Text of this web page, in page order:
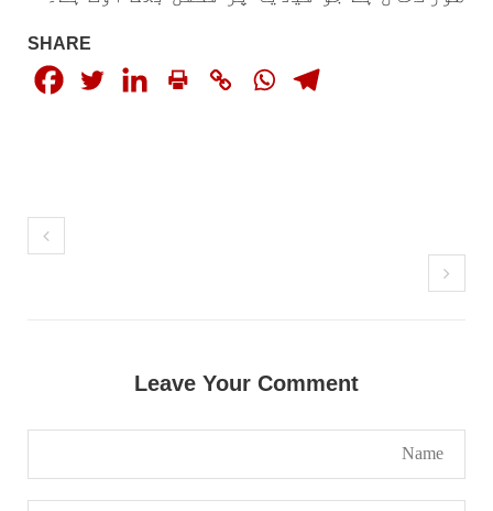
SHARE
Leave Your Comment